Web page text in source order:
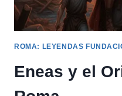
ROMA: LEYENDAS
Eneas y el